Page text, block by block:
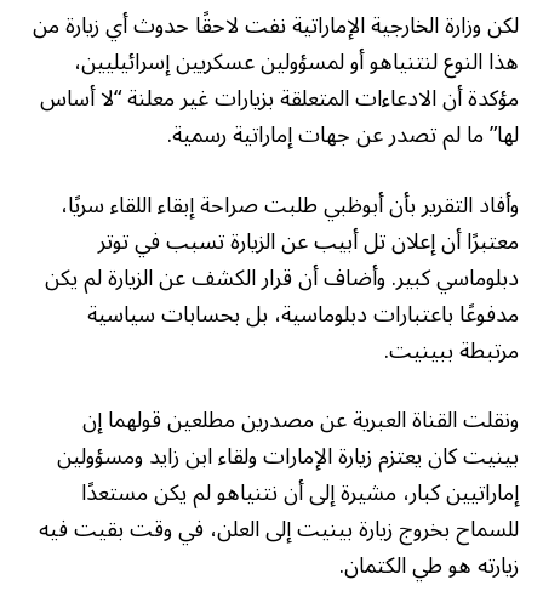
لكن وزارة الخارجية الإماراتية نفت لاحقًا حدوث أي زيارة من
هذا النوع لنتنياهو أو لمسؤولين عسكريين إسرائيليين،
مؤكدة أن الادعاءات المتعلقة بزيارات غير معلنة “لا أساس
لها” ما لم تصدر عن جهات إماراتية رسمية.
وأفاد التقرير بأن أبوظبي طلبت صراحة إبقاء اللقاء سريًا،
معتبرًا أن إعلان تل أبيب عن الزيارة تسبب في توتر
دبلوماسي كبير. وأضاف أن قرار الكشف عن الزيارة لم يكن
مدفوعًا باعتبارات دبلوماسية، بل بحسابات سياسية
مرتبطة ببينيت.
ونقلت القناة العبرية عن مصدرين مطلعين قولهما إن
بينيت كان يعتزم زيارة الإمارات ولقاء ابن زايد ومسؤولين
إماراتيين كبار، مشيرة إلى أن نتنياهو لم يكن مستعدًا
للسماح بخروج زيارة بينيت إلى العلن، في وقت بقيت فيه
زيارته هو طي الكتمان.